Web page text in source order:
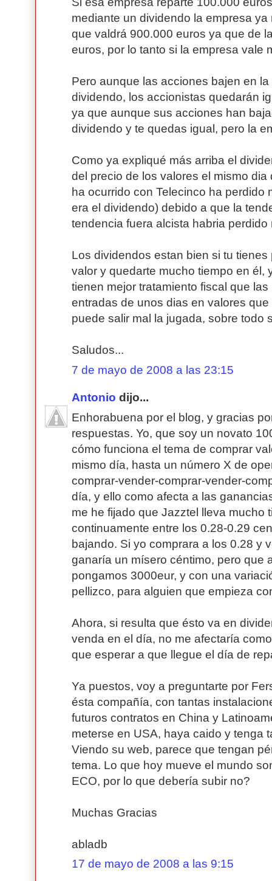
mediante un dividendo la empresa
que valdrá 900.000 euros ya que de
euros, por lo tanto si la empresa vale
Pero aunque las acciones bajen en
dividendo, los accionistas quedarán
ya que aunque sus acciones han
dividendo y te quedas igual, pero la
Como ya expliqué más arriba el
del precio de los valores el mismo
ha ocurrido con Telecinco ha perdido
era el dividendo) debido a que la
tendencia fuera alcista habria
Los dividendos estan bien si tu
valor y quedarte mucho tiempo en él,
tienen mejor tratamiento fiscal que
entradas de unos dias en valores
puede salir mal la jugada, sobre todo
Saludos...
7 de mayo de 2008 a las 23:15
Antonio dijo...
Enhorabuena por el blog, y gracias
respuestas. Yo, que soy un novato
cómo funciona el tema de comprar
mismo día, hasta un número X de
comprar-vender-comprar-vender-
día, y ello como afecta a las
me he fijado que Jazztel lleva mucho
continuamente entre los 0.28-0.29
bajando. Si yo comprara a los 0.28 y
ganaría un mísero céntimo, pero que
pongamos 3000eur, y con una
pellizco, para alguien que empieza
Ahora, si resulta que ésto va en
venda en el día, no me afectaría
que esperar a que llegue el día de
Ya puestos, voy a preguntarte por
ésta compañía, con tantas
futuros contratos en China y
meterse en USA, haya caido y tenga
Viendo su web, parece que tengan
tema. Lo que hoy mueve el mundo
ECO, por lo que debería subir no?
Muchas Gracias
abladb
17 de mayo de 2008 a las 9:15